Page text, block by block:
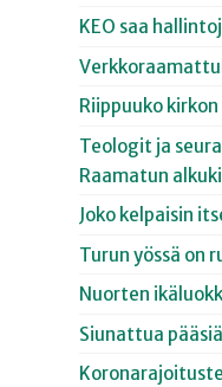
KEO saa
Riippuuko
Teologit ja
Raamatun
Joko kelpaisin
Turun yössä on
Nuorten
Siunattua